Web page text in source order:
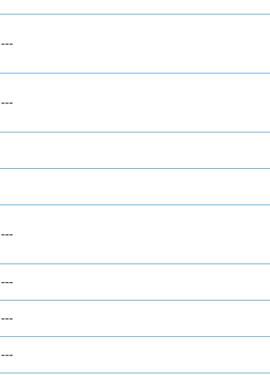
---
---
---
---
---
---